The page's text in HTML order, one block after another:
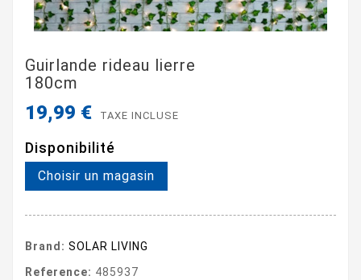
Guirlande rideau lierre
180cm
19,99 € TAXE INCLUSE
Disponibilité
Choisir un magasin
Brand: SOLAR LIVING
Reference: 485937